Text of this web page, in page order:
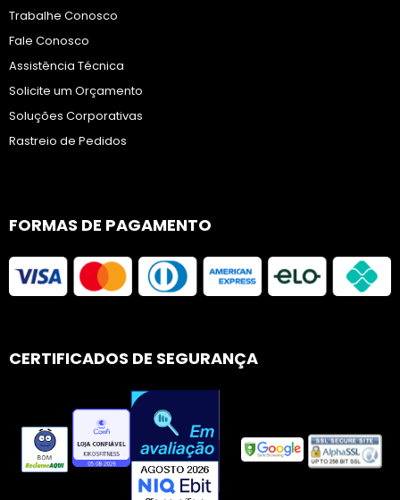
Trabalhe Conosco
Fale Conosco
Assistência Técnica
Solicite um Orçamento
Soluções Corporativas
Rastreio de Pedidos
FORMAS DE PAGAMENTO
CERTIFICADOS DE SEGURANÇA